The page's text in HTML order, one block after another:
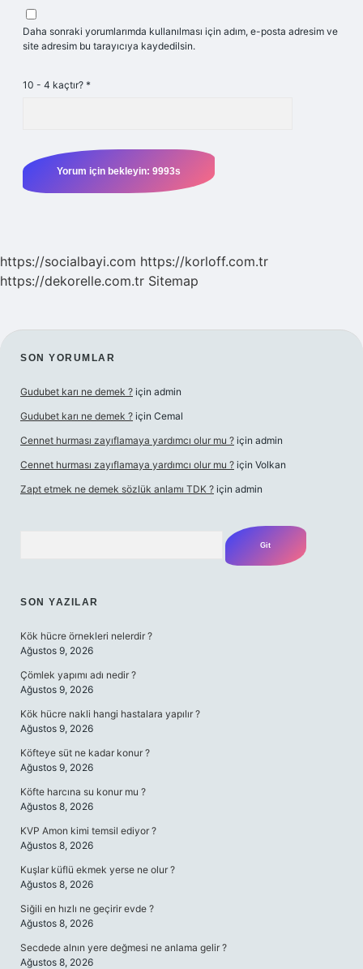
Daha sonraki yorumlarımda kullanılması için adım, e-posta adresim ve
site adresim bu tarayıcıya kaydedilsin.
10 - 4 kaçtır? *
https://socialbayi.com https://korloff.com.tr
https://dekorelle.com.tr Sitemap
SIDEBAR
SON YORUMLAR
Gudubet karı ne demek ? için admin
Gudubet karı ne demek ? için Cemal
Cennet hurması zayıflamaya yardımcı olur mu ? için admin
Cennet hurması zayıflamaya yardımcı olur mu ? için Volkan
Zapt etmek ne demek sözlük anlamı TDK ? için admin
SON YAZILAR
Kök hücre örnekleri nelerdir ?
Ağustos 9, 2026
Çömlek yapımı adı nedir ?
Ağustos 9, 2026
Kök hücre nakli hangi hastalara yapılır ?
Ağustos 9, 2026
Köfteye süt ne kadar konur ?
Ağustos 9, 2026
Köfte harcına su konur mu ?
Ağustos 8, 2026
KVP Amon kimi temsil ediyor ?
Ağustos 8, 2026
Kuşlar küflü ekmek yerse ne olur ?
Ağustos 8, 2026
Siğili en hızlı ne geçirir evde ?
Ağustos 8, 2026
Secdede alnın yere değmesi ne anlama gelir ?
Ağustos 8, 2026